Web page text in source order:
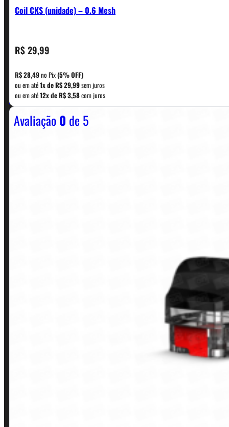
Coil CKS (unidade) – 0.6 Mesh
R$29,99
R$28,49no Pix(5% OFF)
ou em até1x deR$29,99sem juros
ou em até12x deR$3,58com juros
Avaliação0 de 5
CONTATO
WhatsApp: (11) 5229-0120